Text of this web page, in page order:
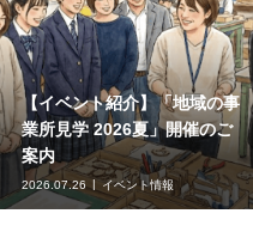
【イベント紹介】「地域の事
業所見学 2026夏」開催のご
案内
2026.07.26 イベント情報